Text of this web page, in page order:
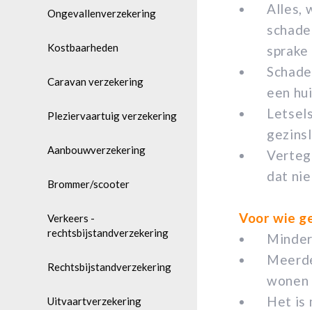
Ongevallenverzekering
Kostbaarheden
Caravan verzekering
Pleziervaartuig verzekering
Aanbouwverzekering
Brommer/scooter
Verkeers -
rechtsbijstandverzekering
Rechtsbijstandverzekering
Uitvaartverzekering
Alles,
een
dat
Voor wie
Het is